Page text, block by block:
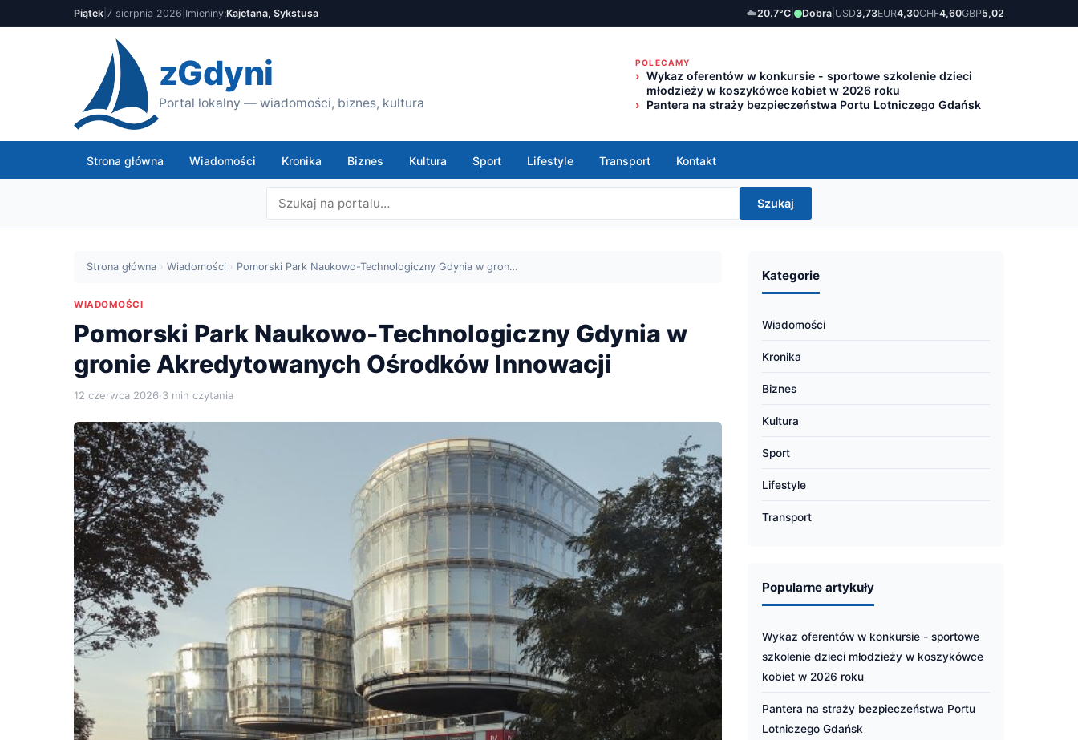
Piątek 7 sierpnia 2026 Imieniny:Kajetana, Sykstusa ☁️20.7°C Dobra USD3,73EUR4,30CHF4,60GBP5,02
zGdyni
Portal lokalny — wiadomości, biznes, kultura
POLECAMY
Wykaz oferentów w konkursie - sportowe szkolenie dzieci
młodzieży w koszykówce kobiet w 2026 roku
Pantera na straży bezpieczeństwa Portu Lotniczego Gdańsk
Strona główna Wiadomości Kronika Biznes Kultura Sport Lifestyle Transport Kontakt
Szukaj
Strona główna › Wiadomości › Pomorski Park Naukowo-Technologiczny Gdynia w gron…
WIADOMOŚCI
Pomorski Park Naukowo-Technologiczny Gdynia w
gronie Akredytowanych Ośrodków Innowacji
12 czerwca 2026·3 min czytania
Kategorie
Wiadomości
Kronika
Biznes
Kultura
Sport
Lifestyle
Transport
Popularne artykuły
Wykaz oferentów w konkursie - sportowe
szkolenie dzieci młodzieży w koszykówce
kobiet w 2026 roku
Pantera na straży bezpieczeństwa Portu
Lotniczego Gdańsk